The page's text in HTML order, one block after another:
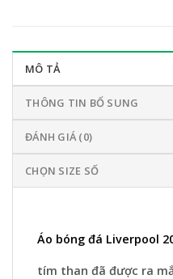
MÔ TẢ
THÔNG TIN BỔ SUNG
ĐÁNH GIÁ (0)
CHỌN SIZE SỐ
Áo bóng đá Liverpool
tím than đã được ra